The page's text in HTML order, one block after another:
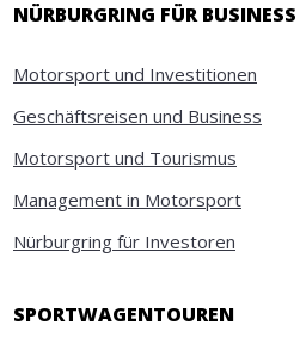
NÜRBURGRING FÜR BUSINESS
Motorsport und Investitionen
Geschäftsreisen und Business
Motorsport und Tourismus
Management in Motorsport
Nürburgring für Investoren
SPORTWAGENTOUREN